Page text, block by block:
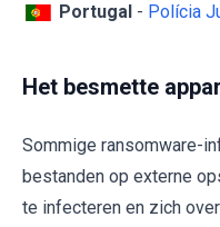
Portugal - Polícia
Het besmette
Sommige ransomware-
bestanden op externe
te infecteren en zich